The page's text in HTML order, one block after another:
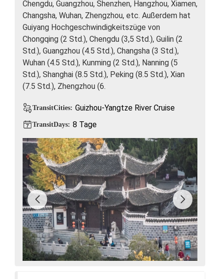
Chengdu, Guangzhou, Shenzhen, Hangzhou, Xiamen,
Changsha, Wuhan, Zhengzhou, etc. Außerdem hat
Guiyang Hochgeschwindigkeitszüge von
Chongqing (2 Std.), Chengdu (3,5 Std.), Guilin (2
Std.), Guangzhou (4.5 Std.), Changsha (3 Std.),
Wuhan (4.5 Std.), Kunming (2 Std.), Nanning (5
Std.), Shanghai (8.5 Std.), Peking (8.5 Std.), Xian
(7.5 Std.), Zhengzhou (6.
TransitCities: Guizhou-Yangtze River Cruise
TransitDays: 8 Tage